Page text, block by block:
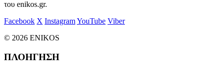
του enikos.gr.
Facebook X InstagramYouTube Viber
© 2026 ENIKOS
ΠΛΟΗΓΗΣΗ